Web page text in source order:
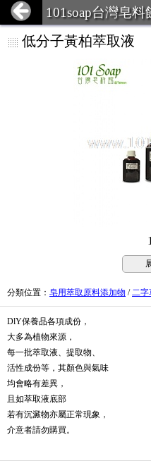
101soap台灣皂
INE ID:101Soap
低分子黃柏萃取液
分類位置 ： 皂用萃取原料添加物 /二字
DlY保養品各項成份，
大多為植物來源，
每一批萃取液、提取物、
活性成份等，其顏色與氣味
均會略有差異，
且如萃取液底部
若有沉澱物亦屬正常現象，
介意者請勿購買。